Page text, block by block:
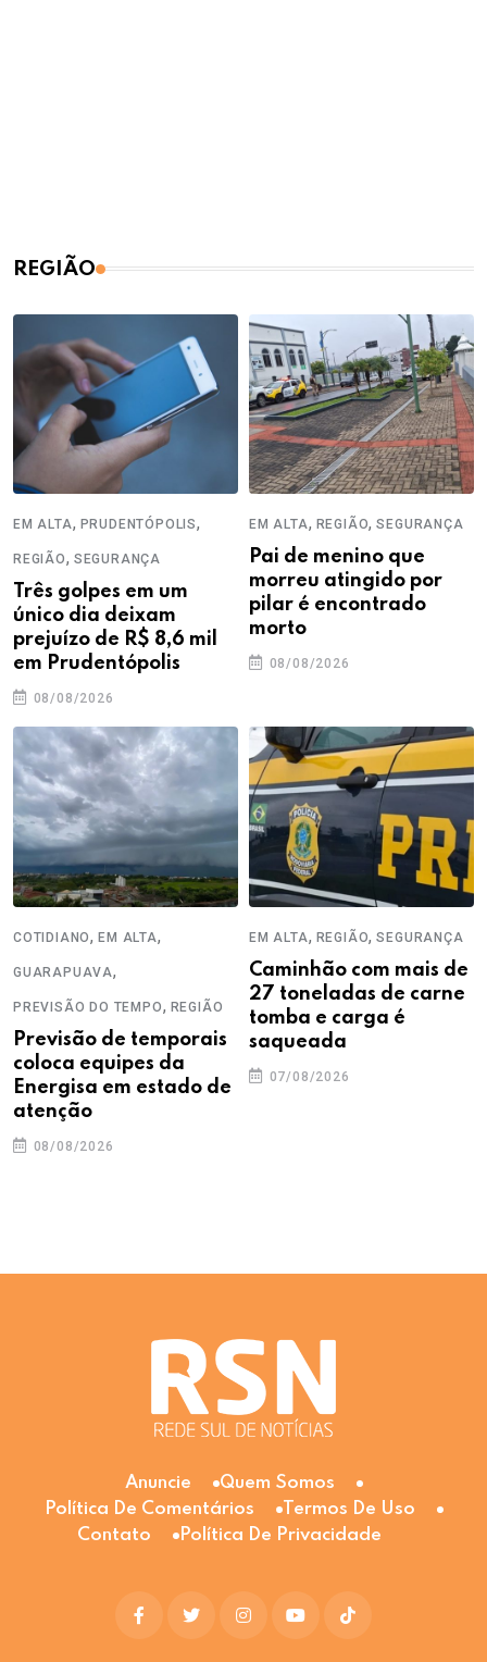
REGIÃO
EM ALTA, PRUDENTÓPOLIS,
REGIÃO, SEGURANÇA
Três golpes em um
único dia deixam
prejuízo de R$ 8,6 mil
em Prudentópolis
08/08/2026
EM ALTA, REGIÃO,SEGURANÇA
Pai de menino que
morreu atingido por
pilar é encontrado
morto
08/08/2026
COTIDIANO,EM ALTA,
GUARAPUAVA,
PREVISÃO DO TEMPO, REGIÃO
Previsão de temporais
coloca equipes da
Energisa em estado de
atenção
08/08/2026
EM ALTA, REGIÃO,SEGURANÇA
Caminhão com mais de
27 toneladas de carne
tomba e carga é
saqueada
07/08/2026
Anuncie
Quem Somos
Política De Comentários
Termos De Uso
Contato
Política De Privacidade